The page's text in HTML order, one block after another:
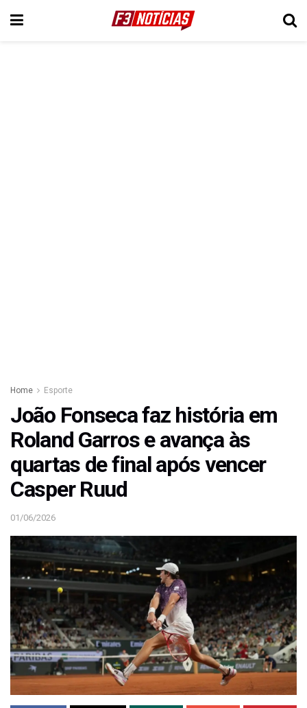
Home Esporte
João Fonseca faz história em
Roland Garros e avança às
quartas de final após vencer
Casper Ruud
01/06/2026